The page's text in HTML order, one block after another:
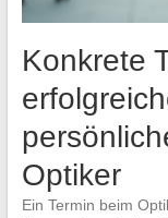
Konkrete
Optiker
Ein Termin beim